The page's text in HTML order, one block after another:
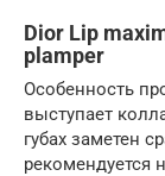
Dior Lip
plamper
Особенность
выступает
губах заметен
рекомендуется